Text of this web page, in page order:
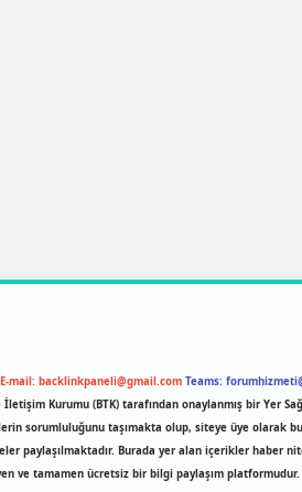
E-mail: backlinkpaneli@gmail.com Teams:
İletişim Kurumu (BTK) tarafından onaylanmış bir
sorumluluğunu taşımakta olup, siteye üye
paylaşılmaktadır. Burada yer alan içerikler
ve tamamen ücretsiz bir bilgi paylaşım